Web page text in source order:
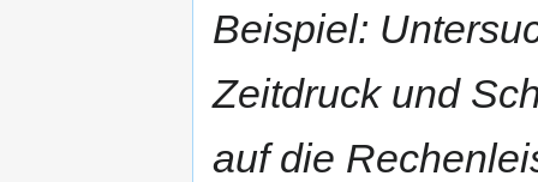
Beispiel:
Zeitdruck und
auf die